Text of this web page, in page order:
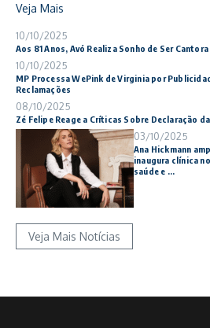
Veja Mais
10/10/2025
Aos 81 Anos, Avó Realiza Sonho de Ser
10/10/2025
MP Processa WePink de Virginia por
Reclamações
08/10/2025
Zé Felipe Reage a Críticas Sobre Declaração
03/10/2025
Ana Hickmann
inaugura clínica
saúde e ...
Veja Mais Notícias